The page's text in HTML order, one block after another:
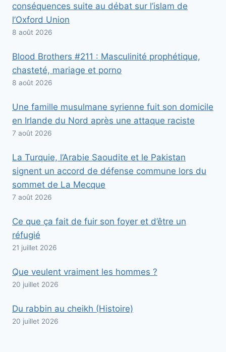
conséquences suite au débat sur l’islam de
l’Oxford Union
8 août 2026
Blood Brothers #211 : Masculinité prophétique,
chasteté, mariage et porno
8 août 2026
Une famille musulmane syrienne fuit son domicile
en Irlande du Nord après une attaque raciste
7 août 2026
La Turquie, l’Arabie Saoudite et le Pakistan
signent un accord de défense commune lors du
sommet de La Mecque
7 août 2026
Ce que ça fait de fuir son foyer et d’être un
réfugié
21 juillet 2026
Que veulent vraiment les hommes ?
20 juillet 2026
Du rabbin au cheikh (Histoire)
20 juillet 2026